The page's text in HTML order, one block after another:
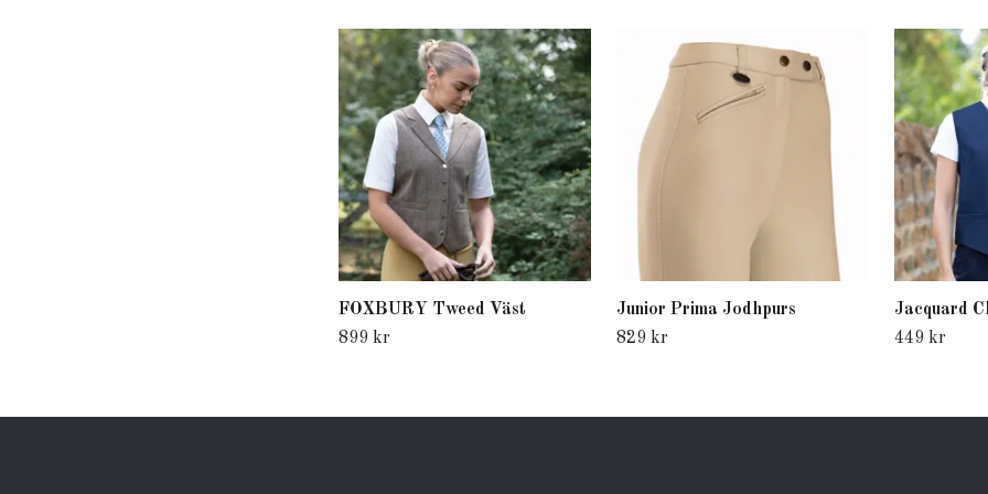
FOXBURY Tweed Väst
899 kr
Junior Prima Jodhpurs
829 kr
Jacquard
449 kr